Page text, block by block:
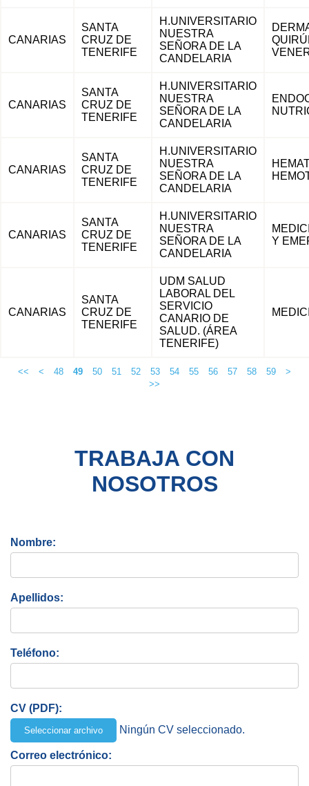
CANARIAS
SANTA
CRUZ DE
TENERIFE
H.UNIVERSITARIO
NUESTRA
SEÑORA DE LA
CANDELARIA
CANARIAS
SANTA
CRUZ DE
TENERIFE
H.UNIVERSITARIO
NUESTRA
SEÑORA DE LA
CANDELARIA
CANARIAS
SANTA
CRUZ DE
TENERIFE
H.UNIVERSITARIO
NUESTRA
SEÑORA DE LA
CANDELARIA
CANARIAS
SANTA
CRUZ DE
TENERIFE
H.UNIVERSITARIO
NUESTRA
SEÑORA DE LA
CANDELARIA
Y
CANARIAS
SANTA
CRUZ DE
TENERIFE
UDM SALUD
LABORAL DEL
SERVICIO
CANARIO DE
SALUD. (ÁREA
TENERIFE)
<< < 48 49 50 51 52 53 54 55 56 57 58 59
>
>>
TRABAJA CON
NOSOTROS
Nombre:
Apellidos:
Teléfono:
CV (PDF):
Seleccionar archivo Ningún CV seleccionado.
Correo electrónico: